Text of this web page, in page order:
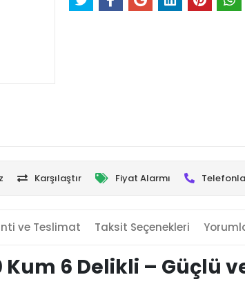
Karşılaştır Fiyat Alarmı
ve Teslimat Taksit Seçenekleri
Kum 6 Delikli – Güçlü